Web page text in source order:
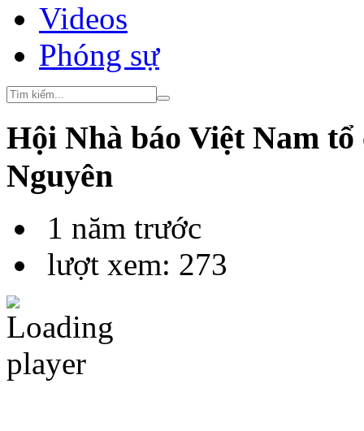
Videos
Phóng sự
Hội Nhà báo Việt Nam
Nguyên
1 năm trước
lượt xem: 273